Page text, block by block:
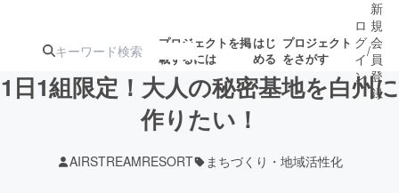
プロジェクトを掲
載するには
はじ
める
プロジェクト
をさがす
ターン
ジェクト
募集終了が近いプ
ロジェクト
もうすぐ公開
されます
ロ
グ
イ
ン
/
新
規
会
員
登
録
1日1組限定！大人の秘密基地を白州に
作りたい！
AIRSTREAMRESORT まちづくり・地域活性化